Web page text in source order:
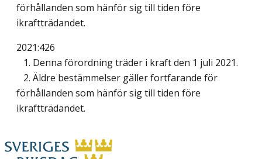
förhållanden som hänför sig till tiden före
ikraftträdandet.
2021:426
1. Denna förordning träder i kraft den 1 juli 2021.
2. Äldre bestämmelser gäller fortfarande för
förhållanden som hänför sig till tiden före
ikraftträdandet.